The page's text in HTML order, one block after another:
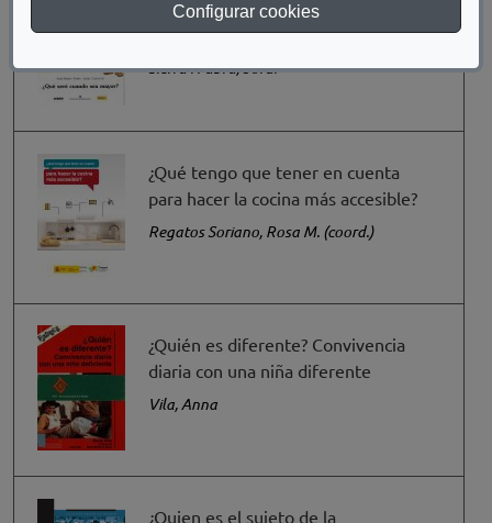
Configurar cookies
¿Qué seré cuando sea mayor?
Sierra i Fabra, Jordi
¿Qué tengo que tener en cuenta
para hacer la cocina más accesible?
Regatos Soriano, Rosa M. (coord.)
¿Quién es diferente? Convivencia
diaria con una niña diferente
Vila, Anna
¿Quien es el sujeto de la